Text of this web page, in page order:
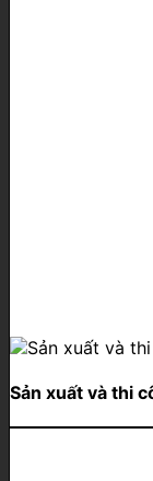
Sản xuất và thi